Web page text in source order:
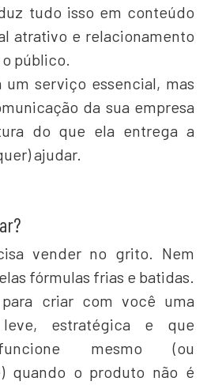
tudo isso em conteúdo
atrativo e relacionamento
público.
um serviço essencial, mas
da sua empresa
do que ela entrega a
ajudar.
vender no grito. Nem
fórmulas frias e batidas.
criar com você uma
leve, estratégica e que
mesmo (ou
quando o produto não é